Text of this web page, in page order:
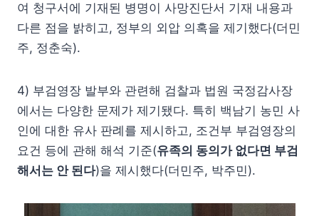
여 청구서에 기재된 병명이 사망진단서 기재 내용과
다른 점을 밝히고, 정부의 외압 의혹을 제기했다(더민
주, 정춘숙).
4) 부검영장 발부와 관련해 검찰과 법원 국정감사장
에서는 다양한 문제가 제기됐다. 특히 백남기 농민 사
인에 대한 유사 판례를 제시하고, 조건부 부검영장의
요건 등에 관해 해석 기준(유족의 동의가 없다면 부검
해서는 안 된다)을 제시했다(더민주, 박주민).